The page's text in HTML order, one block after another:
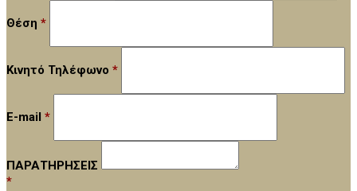
Θέση *
Κινητό Τηλέφωνο *
E-mail *
ΠΑΡΑΤΗΡΗΣΕΙΣ
*